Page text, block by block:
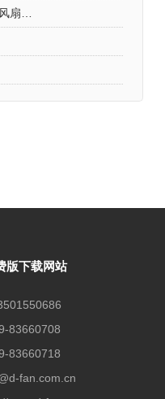
版下载网站
13501550686
83660708
83660718
fan.com.cn